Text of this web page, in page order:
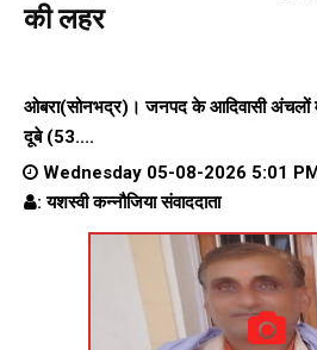
की लहर
ओबरा(सोनभद्र)। जनपद के आदिवासी अंचलों
दूबे (53....
Wednesday 05-08-2026 5:01
: यशस्वी कन्नौजिया संवाददाता